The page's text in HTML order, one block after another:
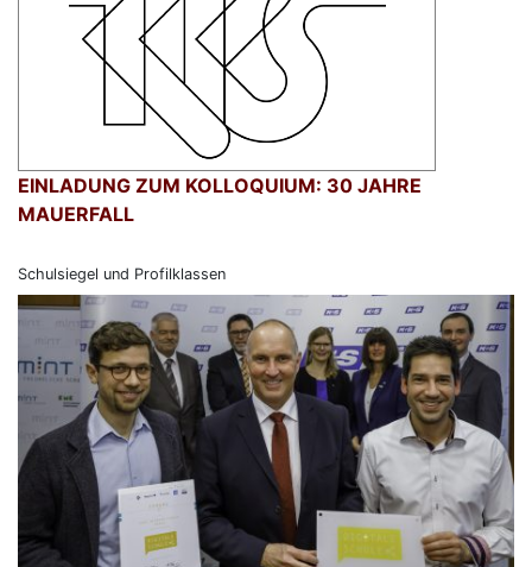
EINLADUNG ZUM KOLLOQUIUM: 30 JAHRE
MAUERFALL
Schulsiegel und Profilklassen